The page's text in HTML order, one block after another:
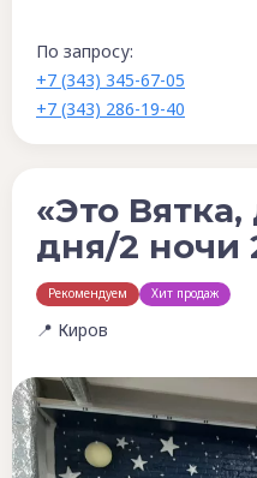
По запросу:
+7 (343) 345-67-05
+7 (343) 286-19-40
«Это Вятка,
дня/2 ночи
Рекомендуем Хит продаж
📍 Киров